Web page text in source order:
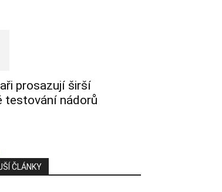
prosazují širší
testování nádorů
ČLÁNKY